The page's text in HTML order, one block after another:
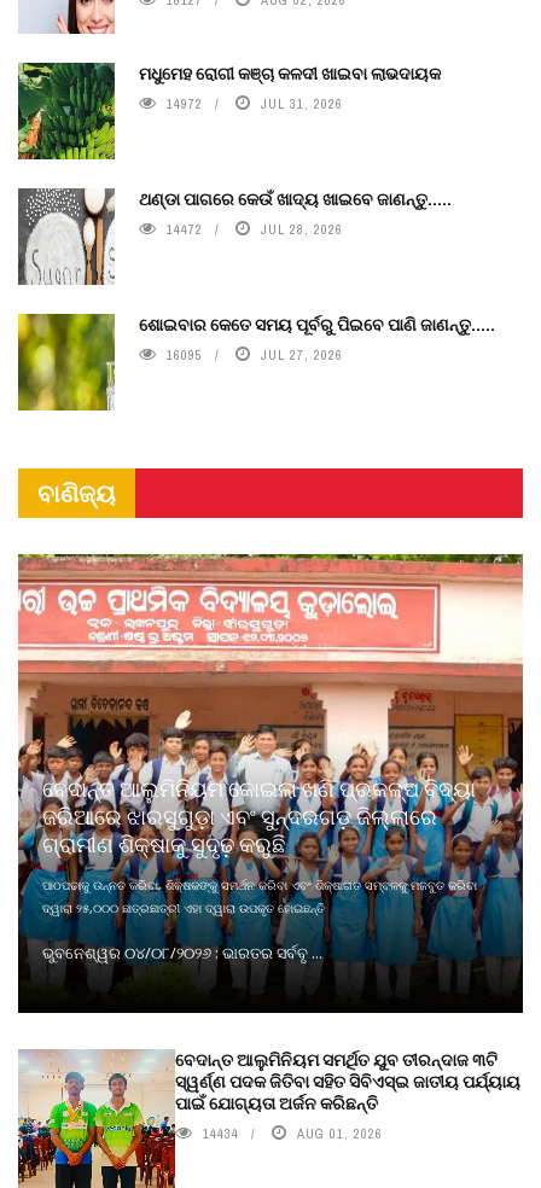
ମଧୁମେହ ରୋଗୀ କଞ୍ଚା କଳଦୀ ଖାଇବା ଲାଭଦାୟକ
14972 JUL 31, 2026
ଥଣ୍ଡା ପାଗରେ କେଉଁ ଖାଦ୍ୟ ଖାଇବେ ଜାଣନ୍ତୁ.....
14472 JUL 28, 2026
ଶୋଇବାର କେତେ ସମୟ ପୂର୍ବରୁ ପିଇବେ ପାଣି ଜାଣନ୍ତୁ.....
16095 JUL 27, 2026
ବାଣିଜ୍ୟ
ବେଦାନ୍ତ ଆଲୁମିନିୟମ କୋଇଲା ଖଣି ପ୍ରକଳ୍ପ ବିଦ୍ୟା
ଜରିଆରେ ଝାରସୁଗୁଡ଼ା ଏବଂ ସୁନ୍ଦରଗଡ଼ ଜିଲ୍ଲାରେ
ଗ୍ରାମୀଣ ଶିକ୍ଷାକୁ ସୁଦୃଢ଼ କରୁଛି
ପାଠପଢାକୁ ଉନ୍ନତ କରିବା, ଶିକ୍ଷକଙ୍କୁ ସମର୍ଥନ କରିବା ଏବଂ ଶିକ୍ଷାଗତ ସମ୍ବଳକୁ ମଜବୁତ କରିବା
ଦ୍ୱାରା ୨୫,୦୦୦ ଛାତ୍ରଛାତ୍ରୀ ଏହା ଦ୍ୱାରା ଉପକୃତ ହୋଇଛନ୍ତି
ଭୁବନେଶ୍ୱର ୦୪/୦୮/୨୦୨୬ : ଭାରତର ସର୍ବବୃ ...
ବେଦାନ୍ତ ଆଲୁମିନିୟମ ସମର୍ଥିତ ଯୁବ ତୀରନ୍ଦାଜ ୩ଟି
ସ୍ୱର୍ଣ୍ଣ ପଦକ ଜିତିବା ସହିତ ସିବିଏସ୍ଇ ଜାତୀୟ ପର୍ଯ୍ୟାୟ
ପାଇଁ ଯୋଗ୍ୟତା ଅର୍ଜନ କରିଛନ୍ତି
14434 AUG 01, 2026